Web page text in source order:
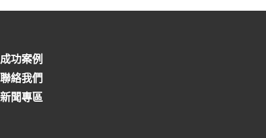
成功案例
聯絡我們
新聞專區